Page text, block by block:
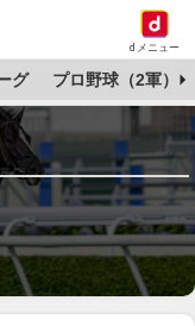
dメニュー
グ プロ野球（2軍）